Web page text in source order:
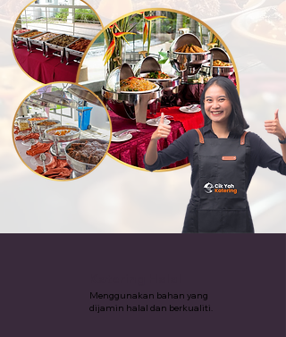
Menggunakan bahan yang
dijamin halal dan berkualiti.